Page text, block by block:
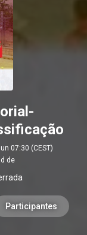
07:30 (CEST)
de
Participantes